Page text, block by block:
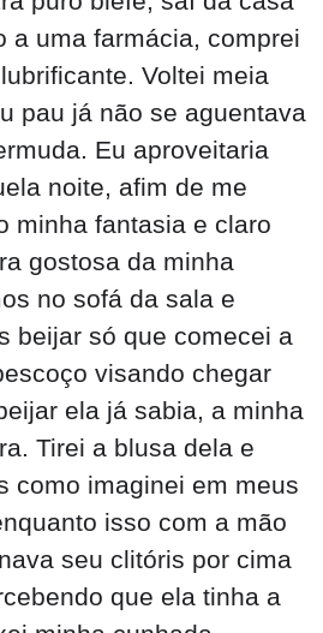
a uma farmácia, comprei
Voltei meia
pau já não se aguentava
Eu aproveitaria
noite, afim de me
minha fantasia e claro
gostosa da minha
no sofá da sala e
beijar só que comecei a
visando chegar
ela já sabia, a minha
Tirei a blusa dela e
como imaginei em meus
isso com a mão
seu clitóris por cima
que ela tinha a